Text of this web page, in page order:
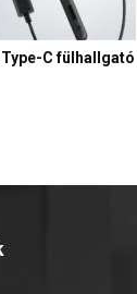
Type-C fülhallgató